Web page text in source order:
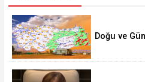
Doğu ve